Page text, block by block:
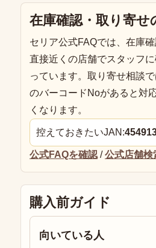
在庫確認・取り寄せ
セリア公式FAQでは、在庫
直接近くの店舗でスタッフ
っています。取り寄せ相談
のバーコードNoがあると対
くなります。
控えておきたいJAN:
公式FAQを確認 /公式店舗検
購入前ガイド
向いている人